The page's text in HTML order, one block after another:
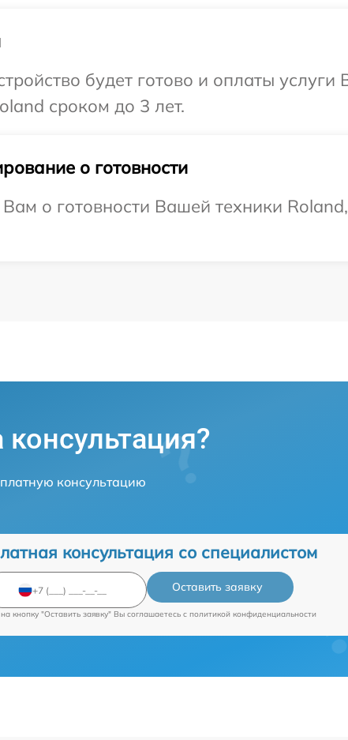
будет готово и оплаты
сроком до 3 лет.
о готовности
о готовности Вашей техники
консультацию
консультация со специалистом
Оставить заявку
кнопку "Оставить заявку" Вы соглашаетесь c политикой конфиденциальности